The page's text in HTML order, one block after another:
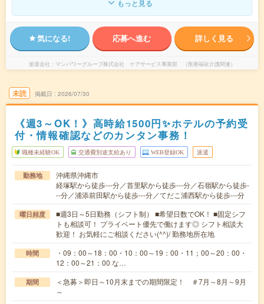
もっと見る
気になる! 応募へ進む 詳しく見る
派遣会社 マンパワーグループ株式会社 ケアサービス事業部 （医療福祉介護関連）
未読 掲載日 2026/07/30
《週3～OK！》高時給1500円✨ホテルの予約受
付・情報確認などのカンタン事務！
職種未経験OK 交通費別途支給あり WEB登録OK 派遣
勤務地
沖縄県沖縄市
経塚駅から徒歩---分／首里駅から徒歩---分／石嶺駅から徒歩-
--分／浦添前田駅から徒歩---分／てだこ浦西駅から徒歩---分
曜日頻度
■週3日～5日勤務（シフト制） ■希望日数でOK！ ■固定シフ
トも相談可！ プライベート優先で働けます◎ シフト相談大
歓迎！ お気軽にご相談ください(^^)/ 勤務地所在地
時間
・09：00～18：00・10：00～19：00・11；00～20：00・
12：00～21：00 な…
期間
＜急募＞即日～10月末までの期間限定！ ＃7月～8月～9月
～